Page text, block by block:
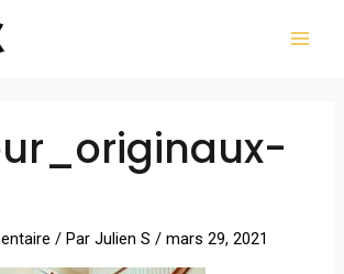
/ ParJulien S/mars 29, 2021